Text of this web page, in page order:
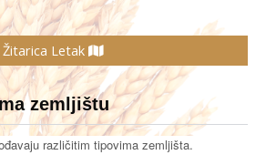
Žitarica Letak
zemljištu
različitim tipovima zemljišta.